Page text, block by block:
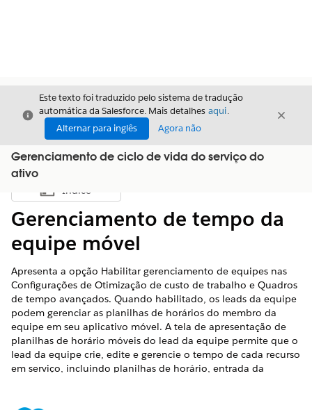
Fechar
Este texto foi traduzido pelo sistema de tradução
automática da Salesforce. Mais detalhes aqui.
Alternar para inglês
Agora não
Fechar
Gerenciamento de ciclo de vida do serviço do
ativo
Mostrar índice
Índice
Gerenciamento de tempo da
equipe móvel
Apresenta a opção Habilitar gerenciamento de equipes nas
Configurações de Otimização de custo de trabalho e Quadros
de tempo avançados. Quando habilitado, os leads da equipe
podem gerenciar as planilhas de horários do membro da
equipe em seu aplicativo móvel. A tela de apresentação de
planilhas de horário móveis do lead da equipe permite que o
lead da equipe crie, edite e gerencie o tempo de cada recurso
em serviço, incluindo planilhas de horário, entrada da